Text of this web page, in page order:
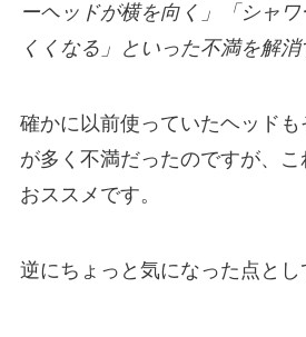
ーヘッドが横を向く」「シャ
くくなる」といった不満を解消
確かに以前使っていたヘッドも
が多く不満だったのですが、
おススメです。
逆にちょっと気になった点とし